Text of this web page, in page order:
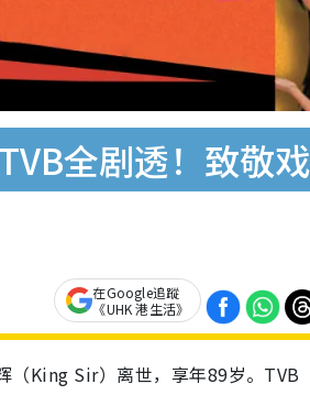
全剧透！致敬
在Google追蹤
《UHK 港生活》
（King Sir）离世，享年89岁。TVB